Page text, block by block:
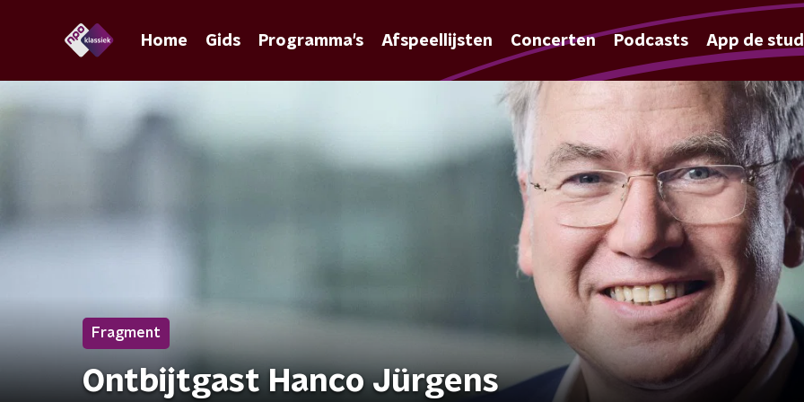
Home Gids Programma's Afspeellijsten Concerten Podcasts App de
Fragment
Ontbijtgast Hanco Jürgens